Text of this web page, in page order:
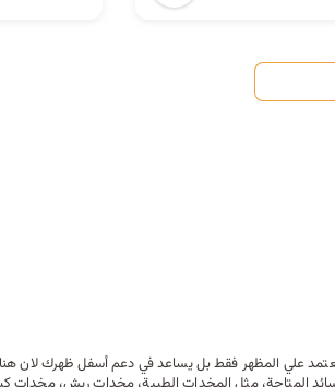
علي المظهر فقط بل يساعد في دعم أسفل ظهرك لان